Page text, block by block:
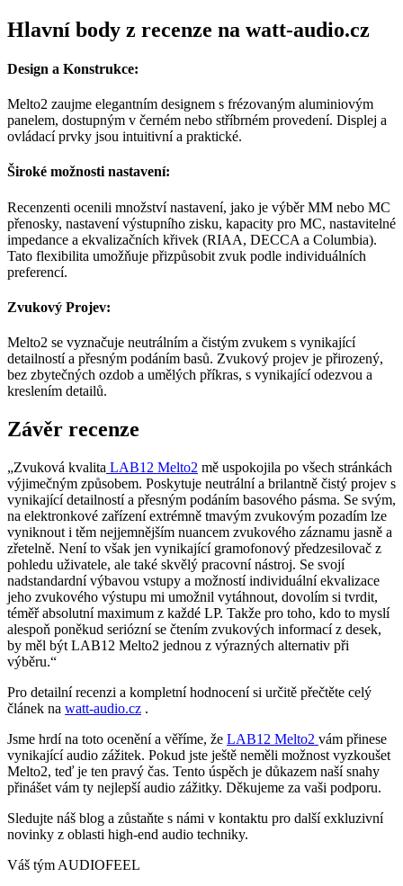
Hlavní body z recenze na watt-audio.cz
Design a Konstrukce:
Melto2 zaujme elegantním designem s frézovaným aluminiovým
panelem, dostupným v černém nebo stříbrném provedení. Displej a
ovládací prvky jsou intuitivní a praktické.
Široké možnosti nastavení:
Recenzenti ocenili množství nastavení, jako je výběr MM nebo MC
přenosky, nastavení výstupního zisku, kapacity pro MC, nastavitelné
impedance a ekvalizačních křivek (RIAA, DECCA a Columbia).
Tato flexibilita umožňuje přizpůsobit zvuk podle individuálních
preferencí.
Zvukový Projev:
Melto2 se vyznačuje neutrálním a čistým zvukem s vynikající
detailností a přesným podáním basů. Zvukový projev je přirozený,
bez zbytečných ozdob a umělých příkras, s vynikající odezvou a
kreslením detailů.
Závěr recenze
„Zvuková kvalita LAB12 Melto2 mě uspokojila po všech stránkách
výjimečným způsobem. Poskytuje neutrální a brilantně čistý projev s
vynikající detailností a přesným podáním basového pásma. Se svým,
na elektronkové zařízení extrémně tmavým zvukovým pozadím lze
vyniknout i těm nejjemnějším nuancem zvukového záznamu jasně a
zřetelně. Není to však jen vynikající gramofonový předzesilovač z
pohledu uživatele, ale také skvělý pracovní nástroj. Se svojí
nadstandardní výbavou vstupy a možností individuální ekvalizace
jeho zvukového výstupu mi umožnil vytáhnout, dovolím si tvrdit,
téměř absolutní maximum z každé LP. Takže pro toho, kdo to myslí
alespoň poněkud seriózní se čtením zvukových informací z desek,
by měl být LAB12 Melto2 jednou z výrazných alternativ při
výběru.“
Pro detailní recenzi a kompletní hodnocení si určitě přečtěte celý
článek na watt-audio.cz .
Jsme hrdí na toto ocenění a věříme, že LAB12 Melto2 vám přinese
vynikající audio zážitek. Pokud jste ještě neměli možnost vyzkoušet
Melto2, teď je ten pravý čas. Tento úspěch je důkazem naší snahy
přinášet vám ty nejlepší audio zážitky. Děkujeme za vaši podporu.
Sledujte náš blog a zůstaňte s námi v kontaktu pro další exkluzivní
novinky z oblasti high-end audio techniky.
Váš tým AUDIOFEEL